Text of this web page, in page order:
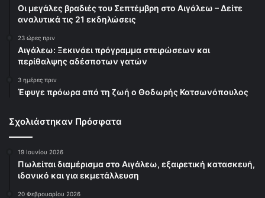
Οι μεγάλες βραδιές του Σεπτέμβρη στο Αιγάλεω – Δείτε
αναλυτικά τις 21 εκδηλώσεις
23 ώρες πριν
Αιγάλεω: Ξεκινάει πρόγραμμα στειρώσεων και
περίθαλψης αδέσποτων γατών
3 ημέρες πριν
Έφυγε πρόωρα από τη ζωή ο Θοδωρής Κατσωνόπουλος
Σχολιάστηκαν Πρόσφατα
19 Ιουνίου 2026
Πωλείται διαμέρισμα στο Αιγάλεω, εξαιρετική κατασκευή,
ιδανικό και για εκμετάλλευση
20 Φεβρουαρίου 2026